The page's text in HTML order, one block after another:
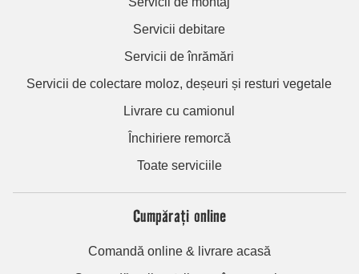
Servicii debitare
Servicii de înrămări
Servicii de colectare moloz, deșeuri și resturi vegetale
Livrare cu camionul
Închiriere remorcă
Toate serviciile
Cumpărați online
Comandă online & livrare acasă